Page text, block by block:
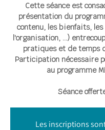
Cette séance est
présentation du
contenu, les bienfaits,
l'organisation, ...)
pratiques et de temps
Participation nécessaire
au programme
Séance
Les inscriptions